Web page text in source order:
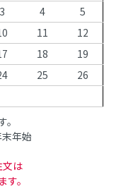
3 4
5
11
12
18
19
25
26
年始
文は
。